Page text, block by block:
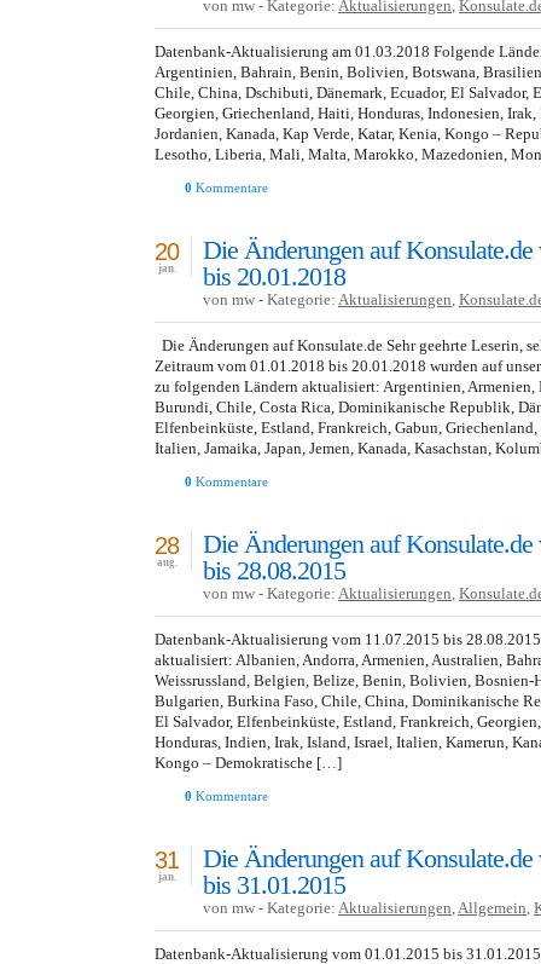
von mw - Kategorie: Aktualisierungen,
Datenbank-Aktualisierung am 01.03.2018 Folgende
Argentinien, Bahrain, Benin, Bolivien, Botswana,
Chile, China, Dschibuti, Dänemark, Ecuador, El Salvador,
Georgien, Griechenland, Haiti, Honduras, Indonesien,
Jordanien, Kanada, Kap Verde, Katar, Kenia, Kongo –
Lesotho, Liberia, Mali, Malta, Marokko, Mazedonien,
0 Kommentare
Die Änderungen auf
bis 20.01.2018
20
jan.
von mw - Kategorie: Aktualisierungen,
Die Änderungen auf Konsulate.de Sehr geehrte Leserin,
Zeitraum vom 01.01.2018 bis 20.01.2018 wurden auf
zu folgenden Ländern aktualisiert: Argentinien,
Burundi, Chile, Costa Rica, Dominikanische Republik,
Elfenbeinküste, Estland, Frankreich, Gabun,
Italien, Jamaika, Japan, Jemen, Kanada, Kasachstan,
0 Kommentare
Die Änderungen auf
bis 28.08.2015
28
aug.
von mw - Kategorie: Aktualisierungen,
Datenbank-Aktualisierung vom 11.07.2015 bis
aktualisiert: Albanien, Andorra, Armenien, Australien,
Weissrussland, Belgien, Belize, Benin, Bolivien, Bosnien-
Bulgarien, Burkina Faso, Chile, China, Dominikanische
El Salvador, Elfenbeinküste, Estland, Frankreich,
Honduras, Indien, Irak, Island, Israel, Italien, Kamerun,
Kongo – Demokratische […]
0 Kommentare
Die Änderungen auf
bis 31.01.2015
31
jan.
von mw - Kategorie: Aktualisierungen,Allgemein,
Datenbank-Aktualisierung vom 01.01.2015 bis